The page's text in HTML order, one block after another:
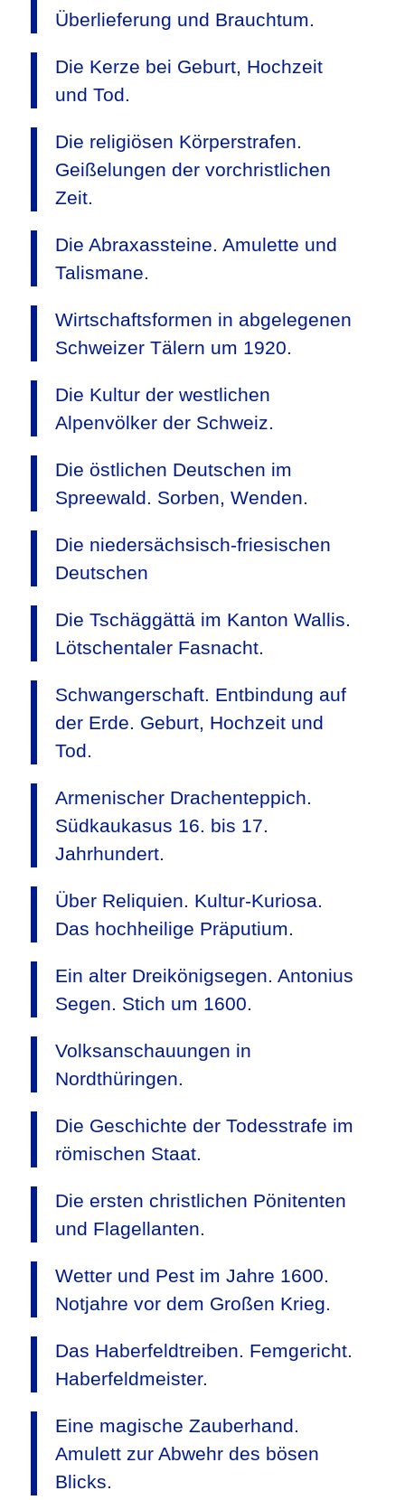
Überlieferung und Brauchtum.
Die Kerze bei Geburt, Hochzeit
und Tod.
Die religiösen Körperstrafen.
Geißelungen der vorchristlichen
Zeit.
Die Abraxassteine. Amulette und
Talismane.
Wirtschaftsformen in abgelegenen
Schweizer Tälern um 1920.
Die Kultur der westlichen
Alpenvölker der Schweiz.
Die östlichen Deutschen im
Spreewald. Sorben, Wenden.
Die niedersächsisch-friesischen
Deutschen
Die Tschäggättä im Kanton Wallis.
Lötschentaler Fasnacht.
Schwangerschaft. Entbindung auf
der Erde. Geburt, Hochzeit und
Tod.
Armenischer Drachenteppich.
Südkaukasus 16. bis 17.
Jahrhundert.
Über Reliquien. Kultur-Kuriosa.
Das hochheilige Präputium.
Ein alter Dreikönigsegen. Antonius
Segen. Stich um 1600.
Volksanschauungen in
Nordthüringen.
Die Geschichte der Todesstrafe im
römischen Staat.
Die ersten christlichen Pönitenten
und Flagellanten.
Wetter und Pest im Jahre 1600.
Notjahre vor dem Großen Krieg.
Das Haberfeldtreiben. Femgericht.
Haberfeldmeister.
Eine magische Zauberhand.
Amulett zur Abwehr des bösen
Blicks.